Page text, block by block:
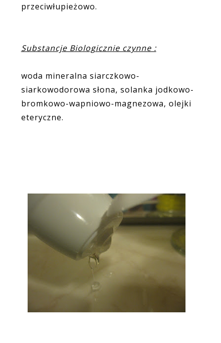
przeciwłupieżowo.
Substancje Biologicznie czynne :
woda mineralna siarczkowo-
siarkowodorowa słona, solanka jodkowo-
bromkowo-wapniowo-magnezowa, olejki
eteryczne.